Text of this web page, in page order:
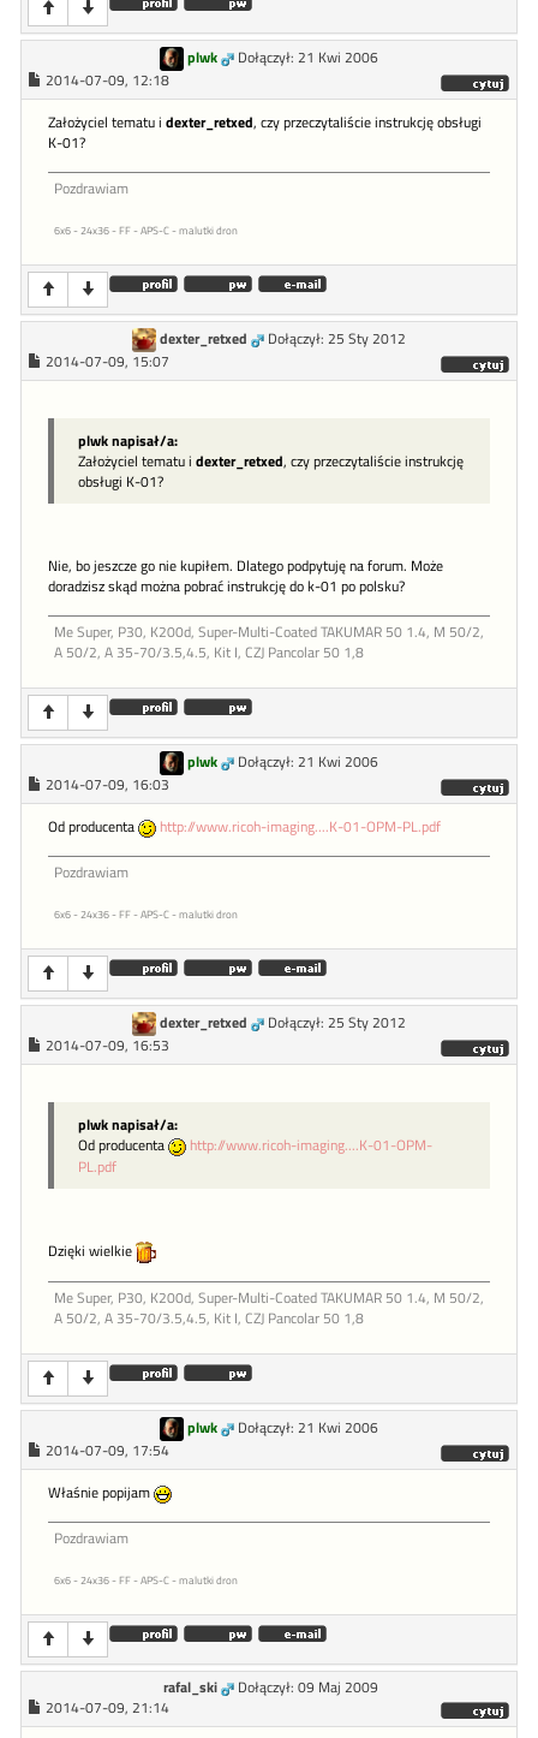
plwk
Dołączył: 21 Kwi 2006
2014-07-09, 12:18
Założyciel tematu i dexter_retxed, czy przeczytaliście instrukcję obsługi
K-01?
Pozdrawiam
6x6 - 24x36 - FF - APS-C - malutki dron
dexter_retxed
Dołączył: 25 Sty 2012
2014-07-09, 15:07
plwk napisał/a:
Założyciel tematu i dexter_retxed, czy przeczytaliście instrukcję
obsługi K-01?
Nie, bo jeszcze go nie kupiłem. Dlatego podpytuję na forum. Może
doradzisz skąd można pobrać instrukcję do k-01 po polsku?
Me Super, P30, K200d, Super-Multi-Coated TAKUMAR 50 1.4, M 50/2,
A 50/2, A 35-70/3.5,4.5, Kit I, CZJ Pancolar 50 1,8
plwk
Dołączył: 21 Kwi 2006
2014-07-09, 16:03
Od producenta
http://www.ricoh-imaging....K-01-OPM-PL.pdf
Pozdrawiam
6x6 - 24x36 - FF - APS-C - malutki dron
dexter_retxed
Dołączył: 25 Sty 2012
2014-07-09, 16:53
plwk napisał/a:
Od producenta
http://www.ricoh-imaging....K-01-OPM-
PL.pdf
Dzięki wielkie
Me Super, P30, K200d, Super-Multi-Coated TAKUMAR 50 1.4, M 50/2,
A 50/2, A 35-70/3.5,4.5, Kit I, CZJ Pancolar 50 1,8
plwk
Dołączył: 21 Kwi 2006
2014-07-09, 17:54
Właśnie popijam
Pozdrawiam
6x6 - 24x36 - FF - APS-C - malutki dron
rafal_ski
Dołączył: 09 Maj 2009
2014-07-09, 21:14